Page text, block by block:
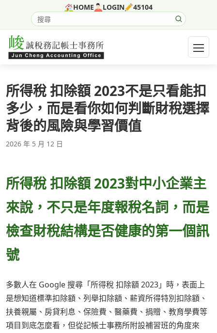
HOME LOGIN 45104
搜尋網站內容
開啟
所得稅 扣除額 2023不是只看能扣
多少，而是看你如何判斷財稅選擇
背後的風險與學習價值
2026 年 5 月 12 日
所得稅 扣除額 2023對中小企業主
來說，不只是年度報稅名詞，而是
檢查財稅結構是否健康的第一個訊
號
多數人在 Google 搜尋「所得稅 扣除額 2023」時，表面上
是想知道標準扣除額、列舉扣除額、薪資所得特別扣除額、
扶養親屬、房貸利息、保險費、醫藥費、捐贈、教育學費等
項目到底怎麼看，但從記帳士事務所附設補習班的角度來